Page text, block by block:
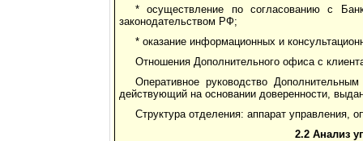
* осуществление по согласованию с
законодательством РФ;
* оказание информационных и
Отношения Дополнительного офиса с
Оперативное руководство
действующий на основании доверенности,
Структура отделения: аппарат управления,
2.2 Анализ